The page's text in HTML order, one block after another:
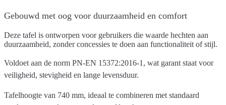
Gebouwd met oog voor duurzaamheid en comfort
Deze tafel is ontworpen voor gebruikers die waarde hechten aan
duurzaamheid, zonder concessies te doen aan functionaliteit of stijl.
Voldoet aan de norm PN-EN 15372:2016-1 , wat garant staat voor
veiligheid, stevigheid en lange levensduur.
Tafelhoogte van 740 mm, ideaal te combineren met standaard